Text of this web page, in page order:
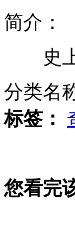
美国旱灾面积
简介：
史上
分类名
标签：
您看完